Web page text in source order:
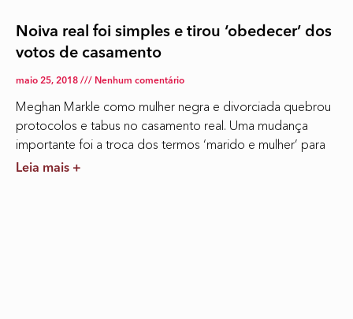
Noiva real foi simples e tirou ‘obedecer’ dos
votos de casamento
maio 25, 2018 Nenhum comentário
Meghan Markle como mulher negra e divorciada quebrou
protocolos e tabus no casamento real. Uma mudança
importante foi a troca dos termos ‘marido e mulher’ para
Leia mais +